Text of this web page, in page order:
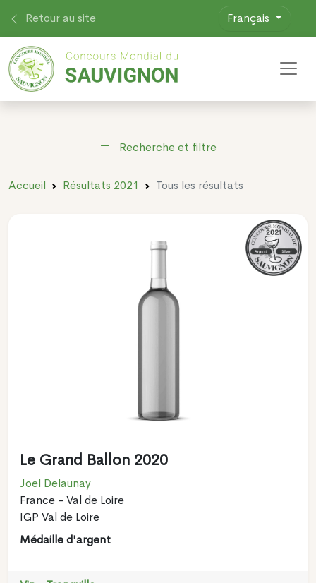
Retour au site Français
Recherche et filtre
Accueil Résultats 2021 Tous les résultats
Le Grand Ballon 2020
Joel Delaunay
France - Val de Loire
IGP Val de Loire
Médaille d'argent